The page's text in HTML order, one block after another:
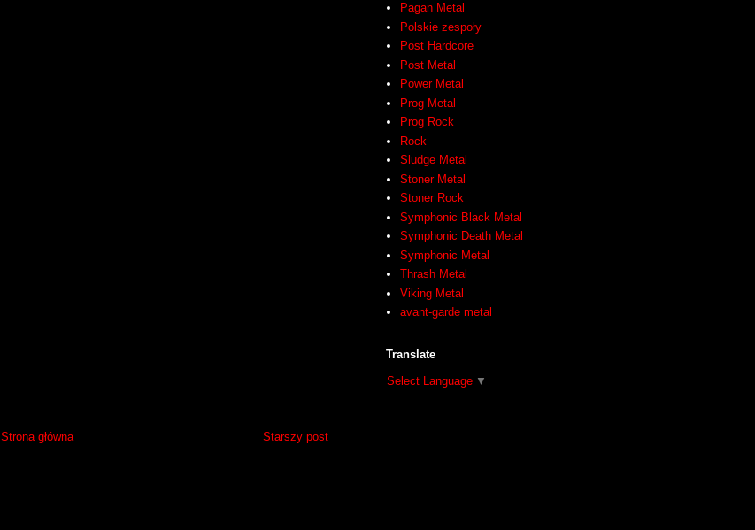
Starszy post
Strona główna
Pagan Metal
Polskie zespoły
Post Hardcore
Post Metal
Power Metal
Prog Metal
Prog Rock
Rock
Sludge Metal
Stoner Metal
Stoner Rock
Symphonic Black Metal
Symphonic Death Metal
Symphonic Metal
Thrash Metal
Viking Metal
avant-garde metal
Translate
Select Language ▼